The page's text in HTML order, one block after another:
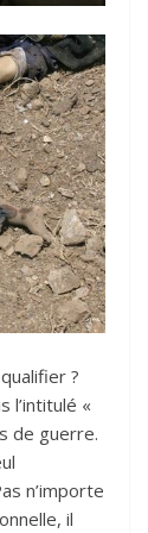
?
l’intitulé «
de guerre.
n’importe
il